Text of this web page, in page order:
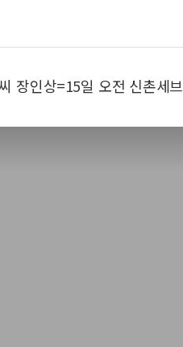
장인상=15일 오전 신촌세